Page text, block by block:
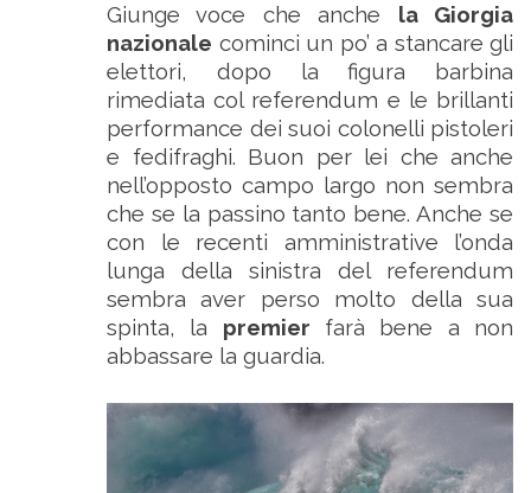
Giunge voce che anche la Giorgia
nazionale cominci un po’ a stancare gli
elettori, dopo la figura barbina
rimediata col referendum e le brillanti
performance dei suoi colonelli pistoleri
e fedifraghi. Buon per lei che anche
nell’opposto campo largo non sembra
che se la passino tanto bene. Anche se
con le recenti amministrative l’onda
lunga della sinistra del referendum
sembra aver perso molto della sua
spinta, la premier farà bene a non
abbassare la guardia.